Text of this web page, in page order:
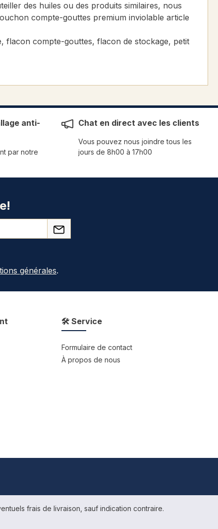
des huiles ou des produits similaires, nous
compte-gouttes premium inviolable article
flacon compte-gouttes, flacon de stockage, petit
anti-
par notre
Chat en direct avec les clients
Vous pouvez nous joindre tous les
jours de 8h00 à 17h00
générales.
🛠 Service
Formulaire de contact
À propos de nous
frais de livraison, sauf indication contraire.